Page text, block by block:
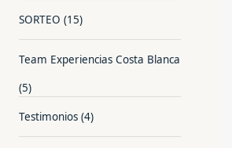
SORTEO (15)
Team Experiencias Costa Blanca
(5)
Testimonios (4)